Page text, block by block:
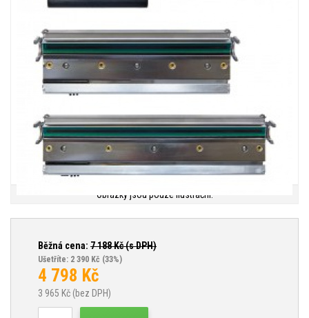
Obrázky jsou pouze ilustrační.
Běžná cena: 7 188Kč (s DPH)
Ušetříte: 2 390 Kč (33%)
4 798 Kč
3 965 Kč (bez DPH)